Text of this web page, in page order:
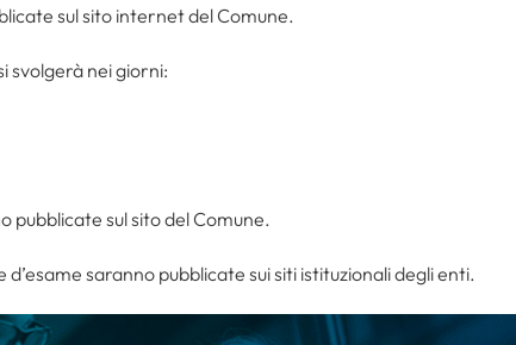
sul sito internet del Comune.
svolgerà nei giorni:
pubblicate sul sito del Comune.
saranno pubblicate sui siti istituzionali degli enti.